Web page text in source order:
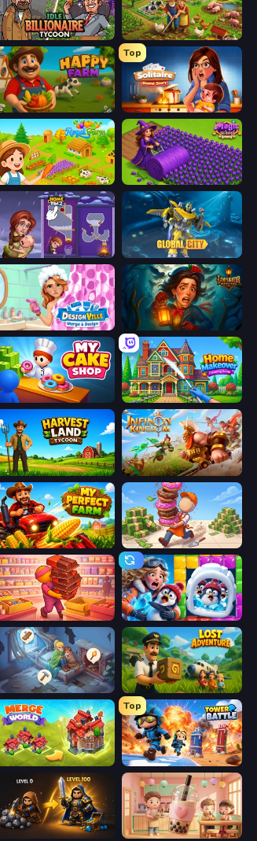
Idle Billionaire Tycoon Farm Life
Happy Farm
Top
Solitaire Home Story
Royal Farm Magic School
Home Pin 2 Global City
Designville: Merge & Design Lamplighter: Merge & Magic
My Cake Shop Home Makeover Cleaning Game
Harvest Land Tycoon Infinity Kingdom
My Perfect Farm Donut Place
Candy Packing Store Captain Blast
Merge Haven Lost Adventure
Merge World
Top
Tower Battle
Gothic Story RPG Boba Shop